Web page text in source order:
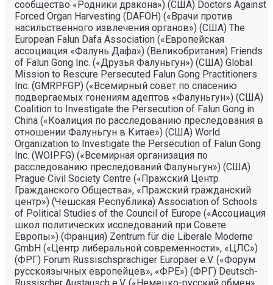
сообщество «Родники дракона») (США) Doctors Against
Forced Organ Harvesting (DAFOH) («Врачи против
насильственного извлечения органов») (США) The
European Falun Dafa Association («Европейская
ассоциация «Фалунь Дафа») (Великобритания) Friends
of Falun Gong Inc. («Друзья Фалуньгун») (США) Global
Mission to Rescure Persecuted Falun Gong Practitioners
Inc. (GMRPFGP) («Всемирный совет по спасению
подвергаемых гонениям адептов «Фалуньгун») (США)
Coalition to Investigate the Persecution of Falun Gong in
China («Коалиция по расследованию преследования в
отношении Фалуньгун в Китае») (США) World
Organization to Investigate the Persecution of Falun Gong
Inc. (WOIPFG) («Всемирная организация по
расследованию преследований Фалуньгун») (США)
Prague Civil Society Centre («Пражский Центр
Гражданского Общества», «Пражский гражданский
центр») (Чешская Республика) Association of Schools
of Political Studies of the Council of Europe («Ассоциация
школ политических исследований при Совете
Европы») (Франция) Zentrum für die Liberale Moderne
GmbH («Центр либеральной современности», «ЦЛС»)
(ФРГ) Forum Russischsprachiger Europäer e.V. («Форум
русскоязычных европейцев», «ФРЕ») (ФРГ) Deutsch-
Russischer Austausch e.V. («Немецко-русский обмен»,